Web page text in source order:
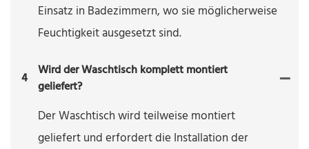
Einsatz in Badezimmern, wo sie möglicherweise
Feuchtigkeit ausgesetzt sind.
4 Wird der Waschtisch komplett montiert
geliefert?
Der Waschtisch wird teilweise montiert
geliefert und erfordert die Installation der